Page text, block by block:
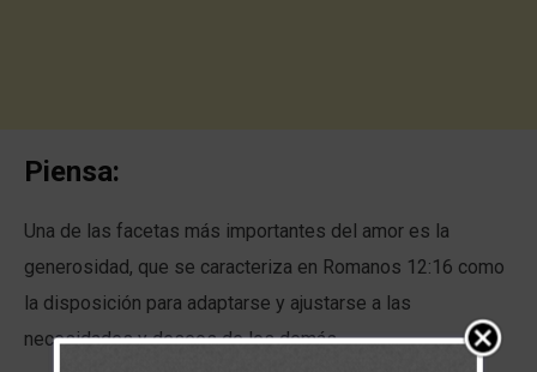
Piensa:
Una de las facetas más importantes del amor es la
generosidad, que se caracteriza en Romanos 12:16 como
la disposición para adaptarse y ajustarse a las
necesidades y deseos de los demás.